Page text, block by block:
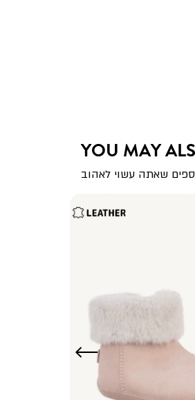
YOU MAY
שאתה עשוי לאהוב
שמאלה